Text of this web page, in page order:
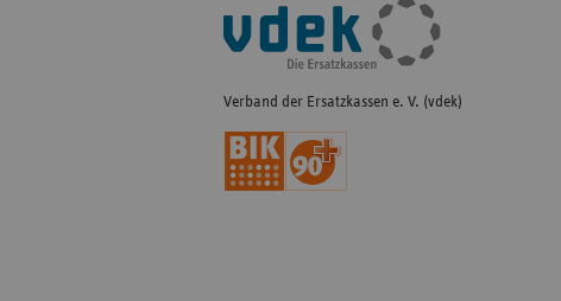
Fußleisten-
Navigation
Verband der Ersatzkassen e. V. (vdek)